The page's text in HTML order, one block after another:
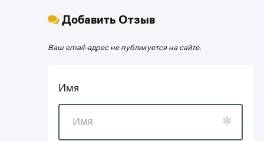
Добавить Отзыв
Ваш email-адрес не публикуется на сайте.
Имя